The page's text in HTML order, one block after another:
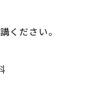
ください。